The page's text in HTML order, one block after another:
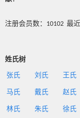
注册会员数：10102 最
姓氏树
张氏 刘氏 王氏
马氏 戴氏 赵氏
林氏 朱氏 徐氏